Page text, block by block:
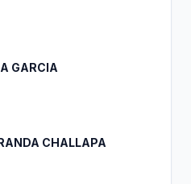
GARCIA
CHALLAPA